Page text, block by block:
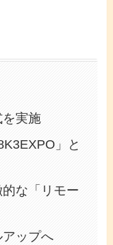
を実施
」と
な「リモー
ップへ